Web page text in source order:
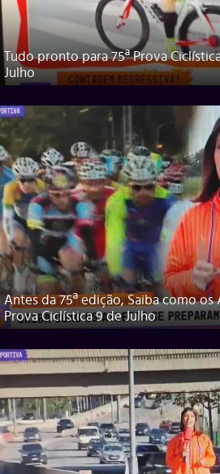
Tudo pronto para 75ª Prova
Julho
Antes da 75ª edição, Saiba como
Prova Ciclística 9 de Julho